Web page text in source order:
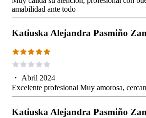
amabilidad ante todo
Katiuska Alejandra Pasmiño
・ Abril 2024
Excelente profesional Muy amorosa,
Katiuska Alejandra Pasmiño